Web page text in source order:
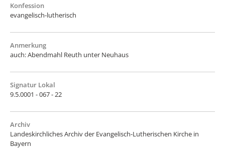
Konfession
evangelisch-lutherisch
Anmerkung
auch: Abendmahl Reuth unter Neuhaus
Signatur Lokal
9.5.0001 - 067 - 22
Archiv
Landeskirchliches Archiv der Evangelisch-Lutherischen Kirche in
Bayern